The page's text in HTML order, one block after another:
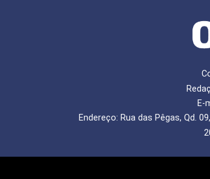
E-
Endereço: Rua das Pêgas, Qd.